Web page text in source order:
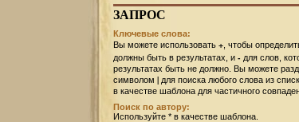
ЗАПРОС
Ключевые слова:
Вы можете использовать + , чтобы
должны быть в результатах, и - для слов,
результатах быть не должно. Вы можете
символом | для поиска любого слова из
в качестве шаблона для частичного
Поиск по автору:
Используйте * в качестве шаблона.